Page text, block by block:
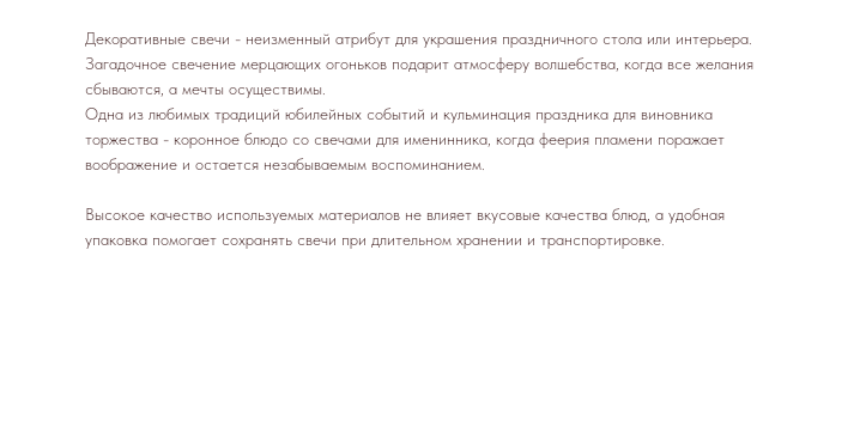
Декоративные свечи - неизменный атрибут для украшения праздничного стола или интерьера.
Загадочное свечение мерцающих огоньков подарит атмосферу волшебства, когда все желания
сбываются, а мечты осуществимы.
Одна из любимых традиций юбилейных событий и кульминация праздника для виновника
торжества - коронное блюдо со свечами для именинника, когда феерия пламени поражает
воображение и остается незабываемым воспоминанием.
Высокое качество используемых материалов не влияет вкусовые качества блюд, а удобная
упаковка помогает сохранять свечи при длительном хранении и транспортировке.